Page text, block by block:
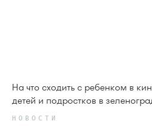
На что сходить с ребенком в
детей и подростков в
НОВОСТИ